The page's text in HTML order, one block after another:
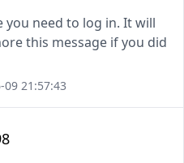
you need to log in. It will
this message if you did
09 21:57:43